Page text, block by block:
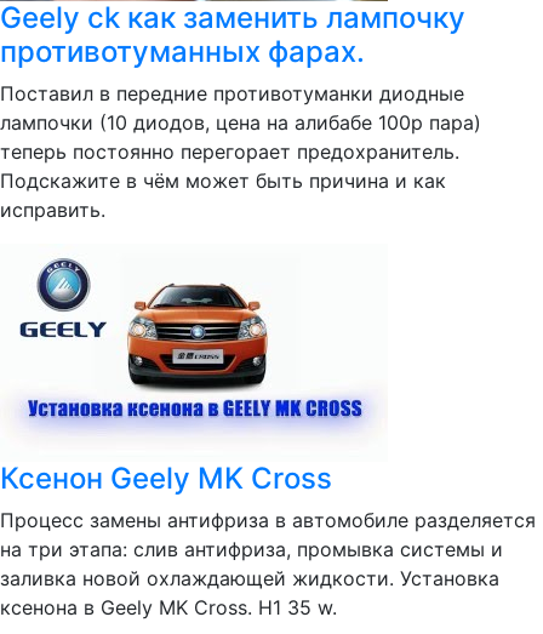
Geely ck как заменить лампочку
противотуманных фарах.
Поставил в передние противотуманки диодные
лампочки (10 диодов, цена на алибабе 100р пара)
теперь постоянно перегорает предохранитель.
Подскажите в чём может быть причина и как
исправить.
Ксенон Geely MK Cross
Процесс замены антифриза в автомобиле разделяется
на три этапа: слив антифриза, промывка системы и
заливка новой охлаждающей жидкости. Установка
ксенона в Geely MK Cross. H1 35 w.